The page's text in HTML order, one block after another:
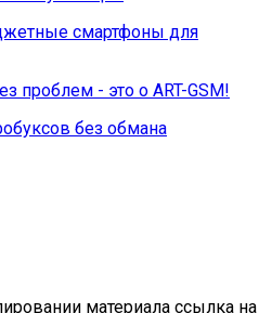
смартфоны для
проблем - это о ART-GSM!
без обмана
материала ссылка на